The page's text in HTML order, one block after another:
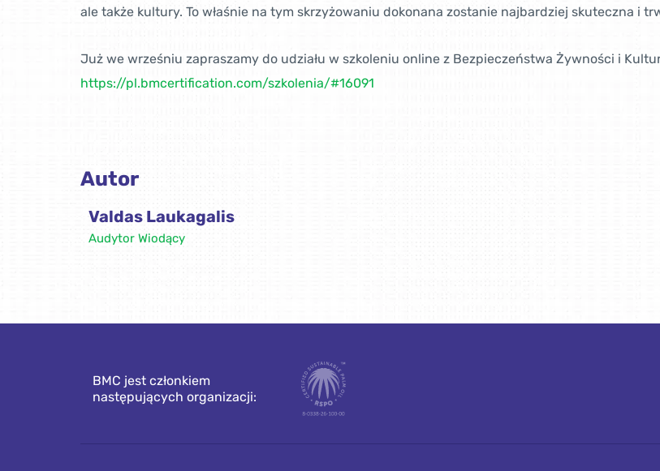
ale także kultury. To właśnie na tym skrzyżowaniu dokonana zostanie najbardziej skuteczna i
Już we wrześniu zapraszamy do udziału w szkoleniu online z Bezpieczeństwa Żywności i
https://pl.bmcertification.com/szkolenia/#16091
Autor
Valdas Laukagalis
Audytor Wiodący
BMC jest członkiem
następujących organizacji: